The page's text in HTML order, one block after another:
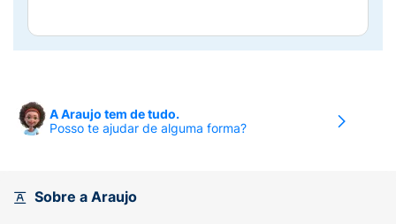
A Araujo tem de tudo.
Posso te ajudar de alguma forma?
Sobre a Araujo